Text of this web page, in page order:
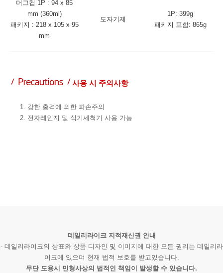
머그컵 1P : 94 x 85
mm (360ml)
패키지 : 218 x 105 x 95
mm
도자기제
1P: 399g
패키지 포함: 865g
사용 시 주의사항
1. 강한 충격에 의한 파손주의
2. 전자레인지 및 식기세척기 사용 가능
데일리라이크 지적재산권 안내
- 데일리라이크의 상표와 상품 디자인 및 이미지에 대한 모든 권리는 데일리라
이크에 있으며 현재 법적 보호를 받고있습니다.
무단 도용시 민형사상의 법적인 책임이 발생할 수 있습니다.